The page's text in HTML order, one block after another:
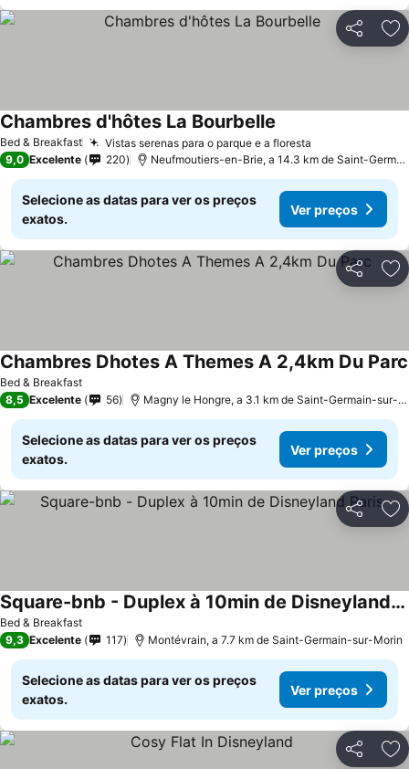
Partilhar
Bed & Breakfast Vistas serenas para o parque e a floresta
Chambres d'hôtes La Bourbelle
9,0 Excelente 220 Neufmoutiers-en-Brie, a 14.3 km de Saint-Germain-sur-Morin
Selecione as datas para ver os preços
exatos.
Ver preços
Partilhar
Bed & Breakfast
Chambres Dhotes A Themes A 2,4km Du Parc
8,5 Excelente 56 Magny le Hongre, a 3.1 km de Saint-Germain-sur-Morin
Selecione as datas para ver os preços
exatos.
Ver preços
Partilhar
Bed & Breakfast
Square-bnb - Duplex à 10min de Disneyland Paris
9,3 Excelente 117 Montévrain, a 7.7 km de Saint-Germain-sur-Morin
Selecione as datas para ver os preços
exatos.
Ver preços
Partilhar